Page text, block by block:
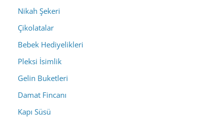
Nikah Şekeri
Çikolatalar
Bebek Hediyelikleri
Pleksi İsimlik
Gelin Buketleri
Damat Fincanı
Kapı Süsü